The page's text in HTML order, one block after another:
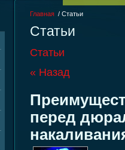
Главная/ Статьи
Статьи
Статьи
« Назад
перед